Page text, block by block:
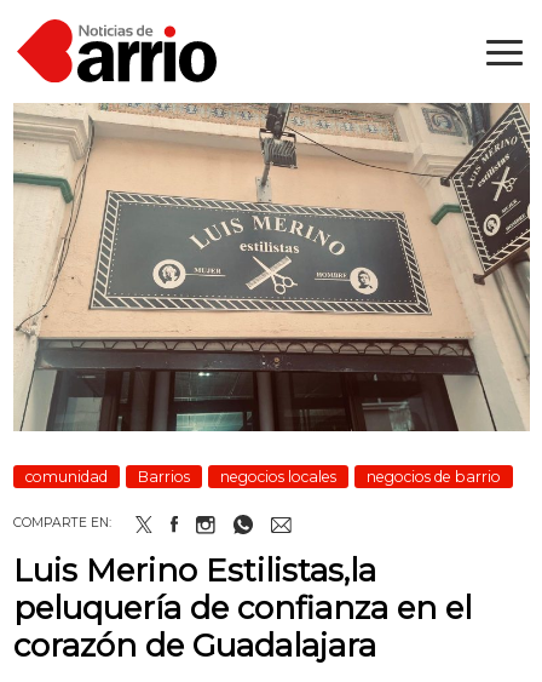
comunidad Barrios negocios locales negocios de barrio
COMPARTE EN:
Luis Merino Estilistas,la
peluquería de confianza en el
corazón de Guadalajara